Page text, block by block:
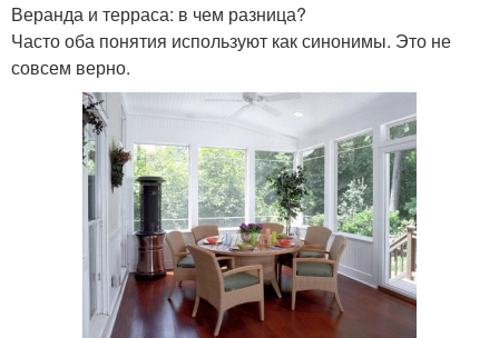
Веранда и терраса: в чем разница?
Часто оба понятия используют как синонимы. Это не
совсем верно.